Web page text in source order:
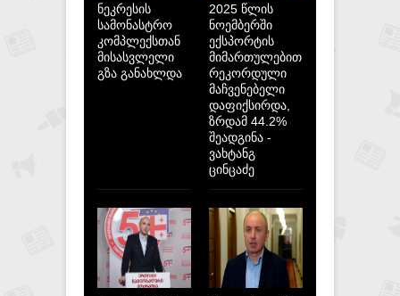
ნეკრესის
სამონასტრო
კომპლექსთან
მისასვლელი
გზა განახლდა
2025 წლის
ნოემბერში
ექსპორტის
მიმართულებით
რეკორდული
მაჩვენებელი
დაფიქსირდა,
ზრდამ 44.2%
შეადგინა -
ვახტანგ
ცინცაძე